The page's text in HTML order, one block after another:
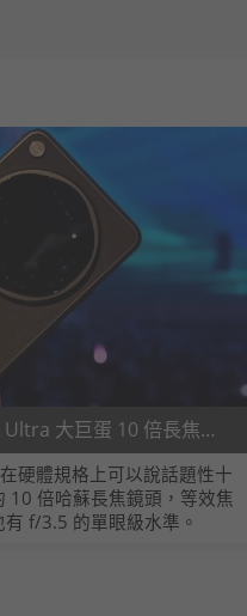
追星、看球必備！OPPO Find X9 Ultra 大巨蛋 10 倍長焦拍攝實測
硬體規格上可以說話題性十
10 倍哈蘇長焦鏡頭，等效焦
f/3.5 的單眼級水準。